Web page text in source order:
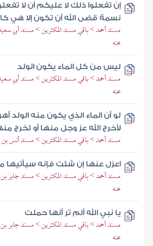
إن تفعلوا ذلك لا عليكم أن لا
نسمة قضى الله أن تكون إلا هي
مسند أحمد > باقي مسند المكثرين > مسند أبي
عنه
ليس من كل الماء يكون الولد
مسند أحمد > باقي مسند المكثرين > مسند أبي
عنه
لو أن الماء الذي يكون منه الولد
لأخرج الله عز وجل منها أو لخرج
مسند أحمد > باقي مسند المكثرين > مسند أنس
اعزل عنها إن شئت فإنه سيأتيها
مسند أحمد > باقي مسند المكثرين > مسند جابر بن
عنه
يا نبي الله ألم تر أنها حملت
مسند أحمد > باقي مسند المكثرين > مسند جابر بن
عنه